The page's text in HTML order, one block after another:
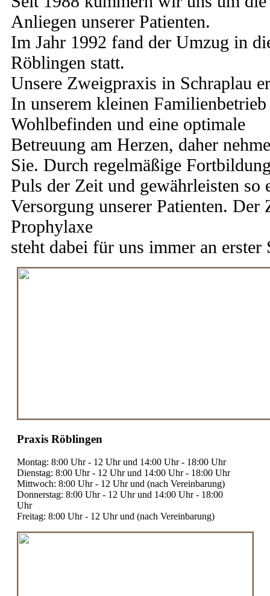
Anliegen unserer Patienten.
Im Jahr 1992 fand der Umzug in
Röblingen statt.
Unsere Zweigpraxis in Schraplau
In unserem kleinen
Wohlbefinden und eine optimale
Betreuung am Herzen, daher
Sie. Durch regelmäßige
Puls der Zeit und gewährleisten so
Versorgung unserer Patienten. Der
Prophylaxe
steht dabei für uns immer an erster
Praxis Röblingen
Montag: 8:00 Uhr - 12 Uhr und 14:00 Uhr - 18:00 Uhr
Dienstag: 8:00 Uhr - 12 Uhr und 14:00 Uhr - 18:00 Uhr
Mittwoch: 8:00 Uhr - 12 Uhr und (nach Vereinbarung)
Donnerstag: 8:00 Uhr - 12 Uhr und 14:00 Uhr - 18:00
Uhr
Freitag: 8:00 Uhr - 12 Uhr und (nach Vereinbarung)